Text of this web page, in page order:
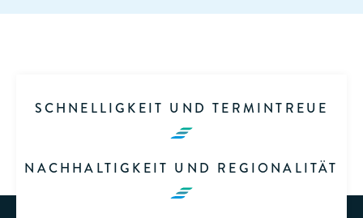
SCHNELLIGKEIT UND TERMINTREUE
NACHHALTIGKEIT UND REGIONALITÄT